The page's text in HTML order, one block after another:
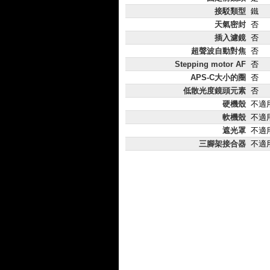
接駁類型 鐵
天氣密封 否
插入濾鏡 否
超聲波自動對焦 否
Stepping motor AF 否
APS-C大小的圈
否
低散光度鏡頭元素 否
硬機殼 不適
軟機殼 不適
遮光罩 不適
三腳架接合器 不適